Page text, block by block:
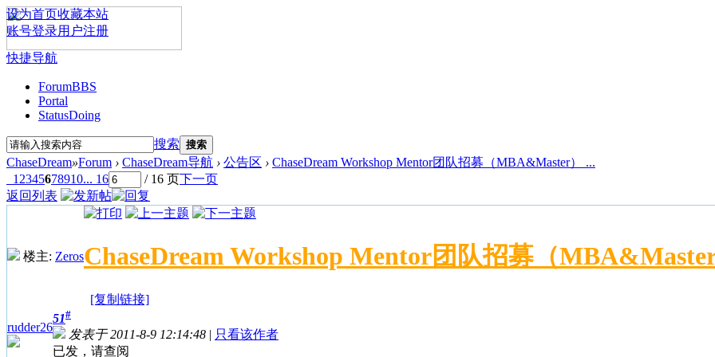
设为首页收藏本站
账号登录用户注册
快捷导航
ForumBBS
Portal
StatusDoing
搜索 搜索
ChaseDream»Forum › ChaseDream导航 › 公告区 › ChaseDream Workshop Mentor团队招募（MBA&Master） ...
1 2345678910... 16 / 16 页下一页
返回列表
楼主: ZerosChaseDream Workshop Mentor团队招募（
[复制链接]
rudder26
51#
发表于 2011-8-9 12:14:48 | 只看该作者
已发，请查阅